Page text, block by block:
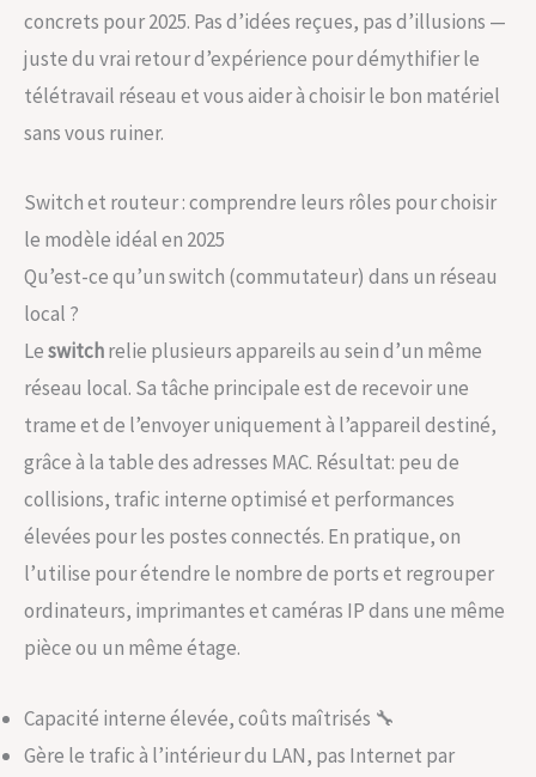
concrets pour 2025. Pas d’idées reçues, pas d’illusions —
juste du vrai retour d’expérience pour démythifier le
télétravail réseau et vous aider à choisir le bon matériel
sans vous ruiner.
Switch et routeur : comprendre leurs rôles pour choisir
le modèle idéal en 2025
Qu’est-ce qu’un switch (commutateur) dans un réseau
local ?
Leswitchrelie plusieurs appareils au sein d’un même
réseau local. Sa tâche principale est de recevoir une
trame et de l’envoyer uniquement à l’appareil destiné,
grâce à la table des adresses MAC. Résultat: peu de
collisions, trafic interne optimisé et performances
élevées pour les postes connectés. En pratique, on
l’utilise pour étendre le nombre de ports et regrouper
ordinateurs, imprimantes et caméras IP dans une même
pièce ou un même étage.
Capacité interne élevée, coûts maîtrisés 🔧
Gère le trafic à l’intérieur du LAN, pas Internet par